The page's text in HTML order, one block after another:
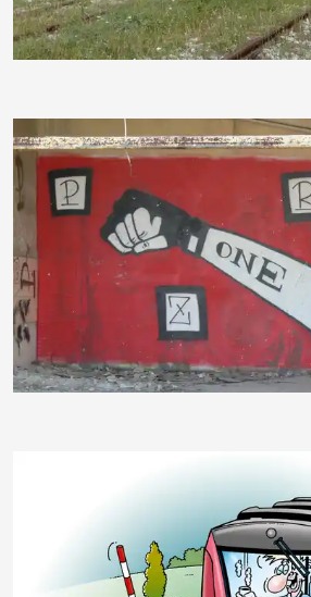
anne.frank